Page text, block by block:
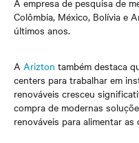
A empresa de pesquisa de
Colômbia, México, Bolívia e
últimos anos.
A Arizton também destaca
centers para trabalhar em
renováveis cresceu
compra de modernas
renováveis para alimentar as